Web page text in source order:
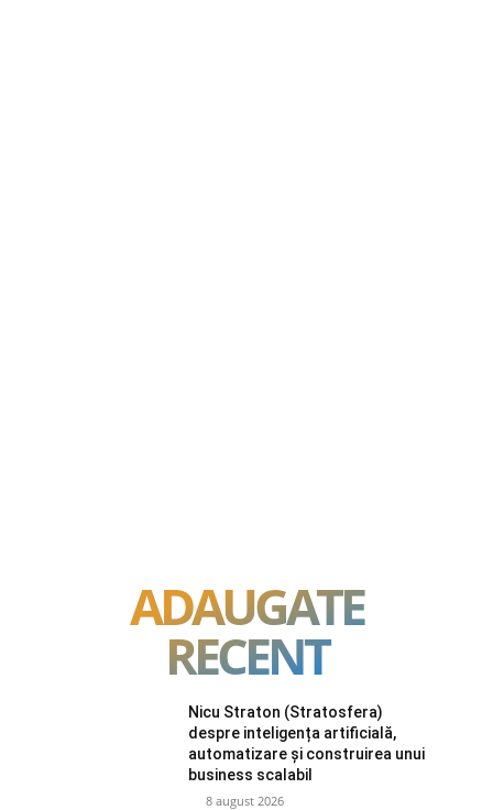
ADAUGATE
RECENT
Nicu Straton (Stratosfera)
despre inteligența artificială,
automatizare și construirea unui
business scalabil
8 august 2026